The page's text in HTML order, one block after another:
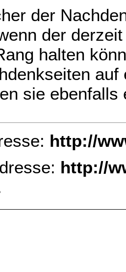
der
der
halten
sie ebenfalls
http://
http://